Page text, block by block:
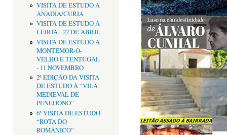
VISITA DE ESTUDO A
ANADIA/CURIA
VISITA DE ESTUDO A
LEIRIA - 22 DE ABRIL
VISITA DE ESTUDO A
MONTEMOR-O-
VELHO E TENTÚGAL
- 11 NOVEMBRO
2ª EDIÇÂO DA VISITA
DE ESTUDO À “VILA
MEDIEVAL DE
PENEDONO”
6ª VISITA DE ESTUDO
“ROTA DO
ROMÂNICO”